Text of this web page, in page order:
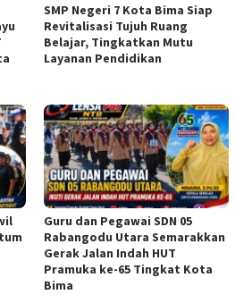
SMP Negeri 7 Kota Bima Siap
Revitalisasi Tujuh Ruang
Belajar, Tingkatkan Mutu
Layanan Pendidikan
Guru dan Pegawai SDN 05
Rabangodu Utara Semarakkan
Gerak Jalan Indah HUT
Pramuka ke-65 Tingkat Kota
Bima